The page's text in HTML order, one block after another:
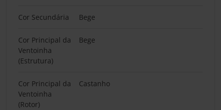
Cor Secundária Bege
Cor Principal da
Ventoinha
(Estrutura)
Bege
Cor Principal da
Ventoinha
(Rotor)
Castanho